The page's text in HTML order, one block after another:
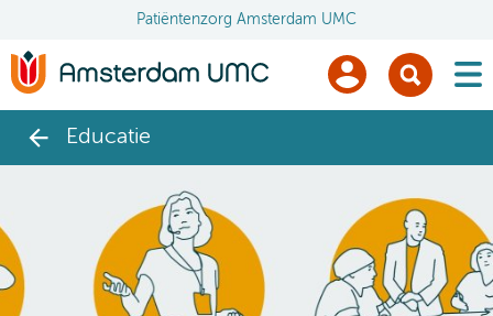
Patiëntenzorg Amsterdam UMC
Educatie